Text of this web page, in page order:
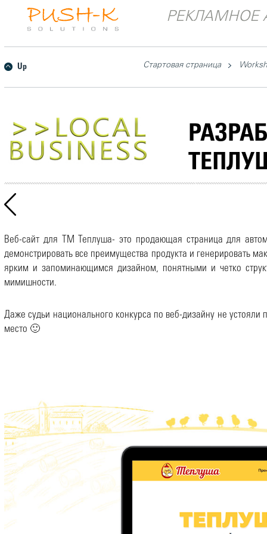
РЕКЛАМНОЕ
Up Стартовая страница
Веб-сайт для ТМ Теплуша- это продающая страница для
демонстрировать все преимущества продукта и генерировать
ярким и запоминающимся дизайном, понятными и четко
мимишности.
Даже судьи национального конкурса по веб-дизайну не
место 🙂